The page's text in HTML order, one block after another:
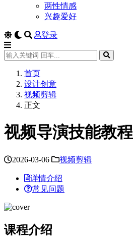
两性情感
兴趣爱好
登录
首页
设计创意
视频剪辑
正文
视频导演技能教程
2026-03-06 视频剪辑
详情介绍
常见问题
课程介绍